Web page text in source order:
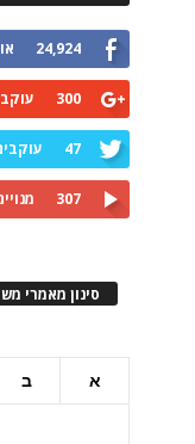
24,924
300
47
307
סינון מאמרי
א ב